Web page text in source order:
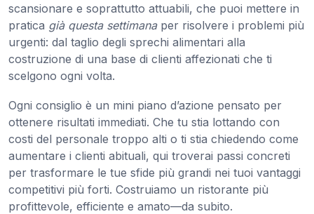
scansionare e soprattutto attuabili, che puoi mettere in
pratica già questa settimanaper risolvere i problemi più
urgenti: dal taglio degli sprechi alimentari alla
costruzione di una base di clienti affezionati che ti
scelgono ogni volta.
Ogni consiglio è un mini piano d’azione pensato per
ottenere risultati immediati. Che tu stia lottando con
costi del personale troppo alti o ti stia chiedendo come
aumentare i clienti abituali, qui troverai passi concreti
per trasformare le tue sfide più grandi nei tuoi vantaggi
competitivi più forti. Costruiamo un ristorante più
profittevole, efficiente e amato—da subito.